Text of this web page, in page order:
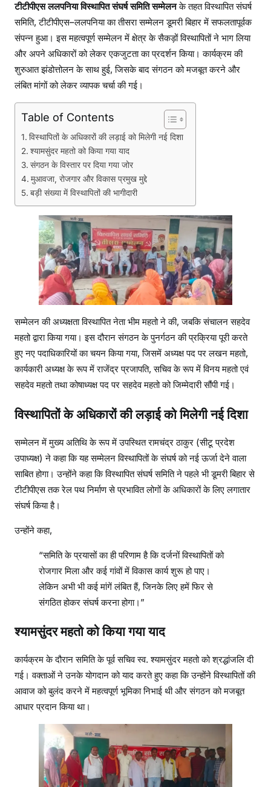
दा
धि
का
रि
यों
टीटीपीएस ललपनिया विस्थापित संघर्ष समिति सम्मेलनके तहत विस्थापित संघर्ष
समिति, टीटीपीएस–ललपनिया का तीसरा सम्मेलन डूमरी बिहार में सफलतापूर्वक
संपन्न हुआ। इस महत्वपूर्ण सम्मेलन में क्षेत्र के सैकड़ों विस्थापितों ने भाग लिया
और अपने अधिकारों को लेकर एकजुटता का प्रदर्शन किया। कार्यक्रम की
शुरुआत झंडोत्तोलन के साथ हुई, जिसके बाद संगठन को मजबूत करने और
लंबित मांगों को लेकर व्यापक चर्चा की गई।
Table of Contents
विस्थापितों के अधिकारों की लड़ाई को मिलेगी नई दिशा
श्यामसुंदर महतो को किया गया याद
संगठन के विस्तार पर दिया गया जोर
मुआवजा, रोजगार और विकास प्रमुख मुद्दे
बड़ी संख्या में विस्थापितों की भागीदारी
सम्मेलन की अध्यक्षता विस्थापित नेता भीम महतो ने की, जबकि संचालन सहदेव
महतो द्वारा किया गया। इस दौरान संगठन के पुनर्गठन की प्रक्रिया पूरी करते
हुए नए पदाधिकारियों का चयन किया गया, जिसमें अध्यक्ष पद पर लखन महतो,
कार्यकारी अध्यक्ष के रूप में राजेंद्र प्रजापति, सचिव के रूप में विनय महतो एवं
सहदेव महतो तथा कोषाध्यक्ष पद पर सहदेव महतो को जिम्मेदारी सौंपी गई।
विस्थापितों के अधिकारों की लड़ाई को मिलेगी नई दिशा
सम्मेलन में मुख्य अतिथि के रूप में उपस्थित रामचंद्र ठाकुर (सीटू प्रदेश
उपाध्यक्ष) ने कहा कि यह सम्मेलन विस्थापितों के संघर्ष को नई ऊर्जा देने वाला
साबित होगा। उन्होंने कहा कि विस्थापित संघर्ष समिति ने पहले भी डूमरी बिहार से
टीटीपीएस तक रेल पथ निर्माण से प्रभावित लोगों के अधिकारों के लिए लगातार
संघर्ष किया है।
उन्होंने कहा,
“समिति के प्रयासों का ही परिणाम है कि दर्जनों विस्थापितों को
रोजगार मिला और कई गांवों में विकास कार्य शुरू हो पाए।
लेकिन अभी भी कई मांगें लंबित हैं, जिनके लिए हमें फिर से
संगठित होकर संघर्ष करना होगा।”
श्यामसुंदर महतो को किया गया याद
कार्यक्रम के दौरान समिति के पूर्व सचिव स्व. श्यामसुंदर महतो को श्रद्धांजलि दी
गई। वक्ताओं ने उनके योगदान को याद करते हुए कहा कि उन्होंने विस्थापितों की
आवाज को बुलंद करने में महत्वपूर्ण भूमिका निभाई थी और संगठन को मजबूत
आधार प्रदान किया था।